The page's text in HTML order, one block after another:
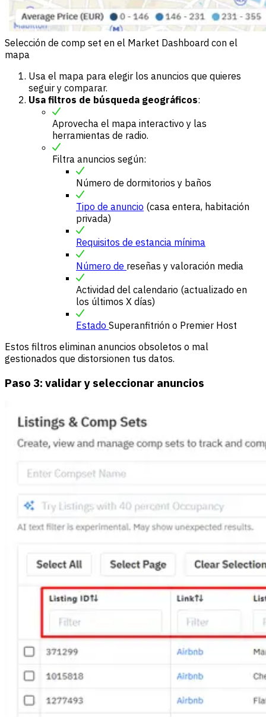
Selección de comp set en el Market Dashboard con el
mapa
Usa el mapa para elegir los anuncios que quieres
seguir y comparar.
Usa filtros de búsqueda geográficos:
Aprovecha el mapa interactivo y las
herramientas de radio.
Filtra anuncios según:
Número de dormitorios y baños
Tipo de anuncio (casa entera, habitación
privada)
Requisitos de estancia mínima
Número de reseñas y valoración media
Actividad del calendario (actualizado en
los últimos X días)
Estado Superanfitrión o Premier Host
Estos filtros eliminan anuncios obsoletos o mal
gestionados que distorsionen tus datos.
Paso 3: validar y seleccionar anuncios